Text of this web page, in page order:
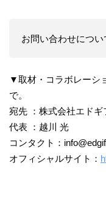
お問い合わせについ
▼取材・コラボレーシ
で。
宛先 ：株式会社エドギ
代表 ：越川 光
コンタクト：
オフィシャルサイト：